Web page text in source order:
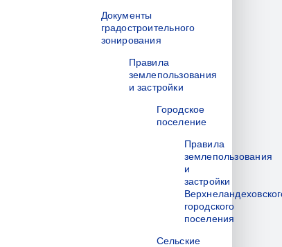
Документы
градостроительного
зонирования
Правила
землепользования
и застройки
Городское
поселение
Правила
землепользования
и
застройки
городского
поселения
Сельские